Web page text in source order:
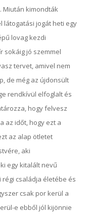
Miután kimondták
látogatási jogát heti egy
lovag kezdi
sokáig jó szemmel
tervet, amivel nem
de még az újdonsült
rendkívül elfoglalt és
hogy felvesz
az időt, hogy ezt a
az alap ötletet
aki
egy kitalált nevű
családja életébe és
csak por kerül a
e ebből jól kijönnie